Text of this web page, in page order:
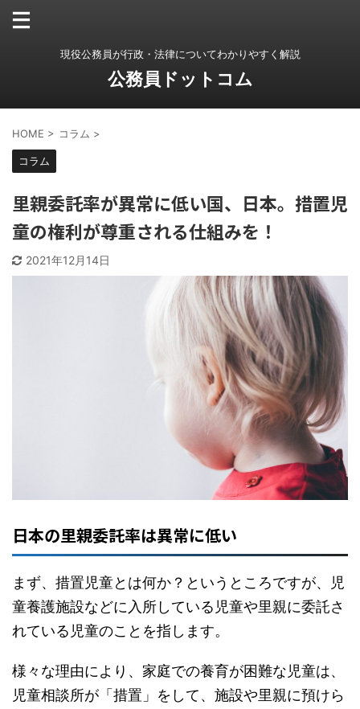
現役公務員が行政・法律についてわかりやすく解説
公務員ドットコム
HOME > コラム >
コラム
里親委託率が異常に低い国、日本。措置児
童の権利が尊重される仕組みを！
2021年12月14日
日本の里親委託率は異常に低い
まず、措置児童とは何か？というところですが、児
童養護施設などに入所している児童や里親に委託さ
れている児童のことを指します。
様々な理由により、家庭での養育が困難な児童は、
児童相談所が「措置」をして、施設や里親に預けら